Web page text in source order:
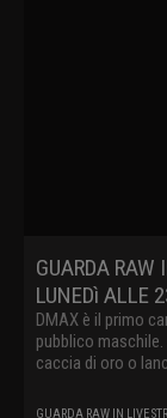
GUARDA
LUNEDì ALLE
DMAX è il primo
pubblico
caccia di oro o
GUARDA RAW IN LIVE